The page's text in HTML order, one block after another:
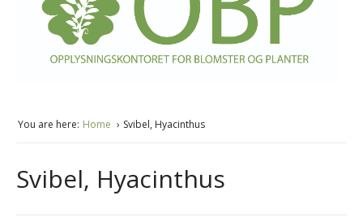
You are here: Home Svibel, Hyacinthus
Svibel, Hyacinthus